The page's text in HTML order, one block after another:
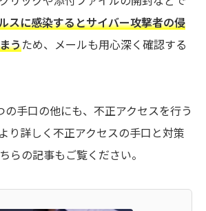
スに感染するとサイバー攻撃者の侵
うため、メールも用心深く確認する
の手口の他にも、不正アクセスを行う
り詳しく不正アクセスの手口と対策
らの記事もご覧ください。